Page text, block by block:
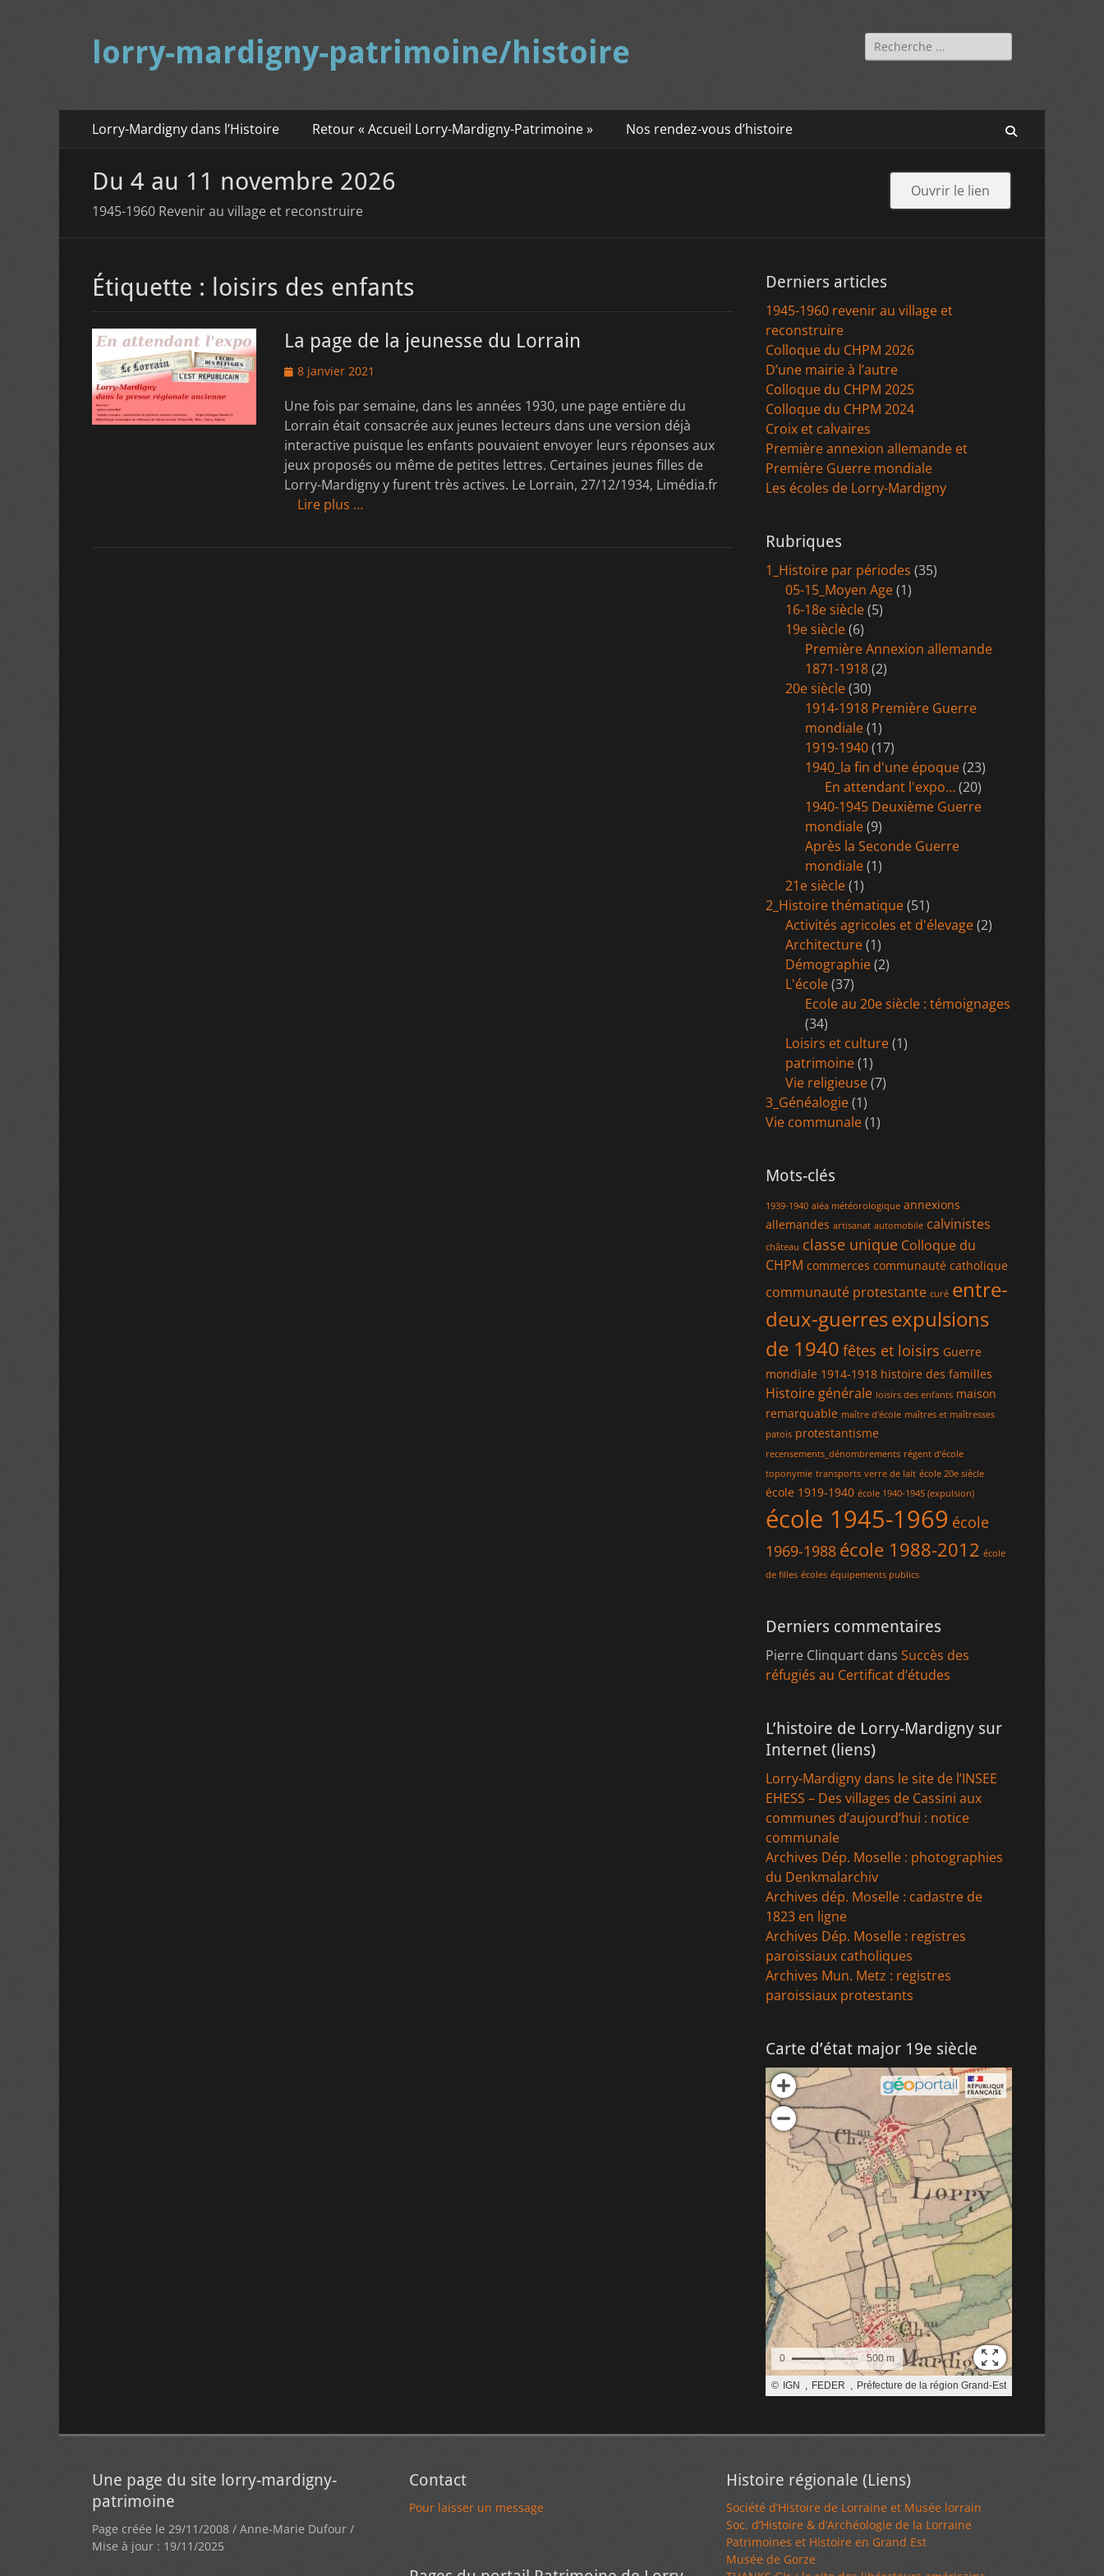
lorry-mardigny-patrimoine/histoire Rechercher :
Menu
principal
Lorry-Mardigny dans l’Histoire Retour « Accueil Lorry-Mardigny-Patrimoine » Nos rendez-vous d’histoire
Du 4 au 11 novembre 2026
1945-1960 Revenir au village et reconstruire
Ouvrir le lien
Étiquette : loisirs des enfants
La page de la jeunesse du Lorrain
Posted
8 janvier 2021
Une fois par semaine, dans les années 1930, une page entière du
Lorrain était consacrée aux jeunes lecteurs dans une version déjà
interactive puisque les enfants pouvaient envoyer leurs réponses aux
jeux proposés ou même de petites lettres. Certaines jeunes filles de
Lorry-Mardigny y furent très actives. Le Lorrain, 27/12/1934, Limédia.fr
Lire plus …
Derniers articles
1945-1960 revenir au village et
reconstruire
Colloque du CHPM 2026
D’une mairie à l’autre
Colloque du CHPM 2025
Colloque du CHPM 2024
Croix et calvaires
Première annexion allemande et
Première Guerre mondiale
Les écoles de Lorry-Mardigny
Rubriques
1_Histoire par périodes (35)
05-15_Moyen Age(1)
16-18e siècle(5)
19e siècle(6)
Première Annexion allemande
1871-1918(2)
20e siècle(30)
1914-1918 Première Guerre
mondiale(1)
1919-1940(17)
1940_la fin d'une époque(23)
En attendant l'expo…(20)
1940-1945 Deuxième Guerre
mondiale(9)
Après la Seconde Guerre
mondiale(1)
21e siècle(1)
2_Histoire thématique(51)
Activités agricoles et d'élevage(2)
Architecture(1)
Démographie(2)
L'école(37)
Ecole au 20e siècle : témoignages
(34)
Loisirs et culture(1)
patrimoine(1)
Vie religieuse(7)
3_Généalogie(1)
Vie communale(1)
Mots-clés
1939-1940 aléa météorologique annexions
allemandes artisanat automobile calvinistes
château classe unique Colloque du
CHPM commerces communauté catholique
communauté protestante curé entre-
deux-guerresexpulsions
de 1940 fêtes et loisirs Guerre
mondiale 1914-1918 histoire des familles
Histoire générale loisirs des enfants maison
remarquable maître d'école maîtres et maîtresses
patois protestantisme
recensements_dénombrements régent d'école
toponymie transports verre de lait école 20e siècle
école 1919-1940 école 1940-1945 (expulsion)
école 1945-1969 école
1969-1988 école 1988-2012 école
de filles écoles équipements publics
Derniers commentaires
Pierre Clinquart dans Succès des
réfugiés au Certificat d’études
L’histoire de Lorry-Mardigny sur
Internet (liens)
Lorry-Mardigny dans le site de l’INSEE
EHESS – Des villages de Cassini aux
communes d’aujourd’hui : notice
communale
Archives Dép. Moselle : photographies
du Denkmalarchiv
Archives dép. Moselle : cadastre de
1823 en ligne
Archives Dép. Moselle : registres
paroissiaux catholiques
Archives Mun. Metz : registres
paroissiaux protestants
Carte d’état major 19e siècle
Une page du site lorry-mardigny-
patrimoine
Page créée le 29/11/2008 / Anne-Marie Dufour /
Mise à jour : 19/11/2025
Contact
Pour laisser un message
Histoire régionale (Liens)
Société d’Histoire de Lorraine et Musée lorrain
Soc. d’Histoire & d’Archéologie de la Lorraine
Patrimoines et Histoire en Grand Est
Musée de Gorze